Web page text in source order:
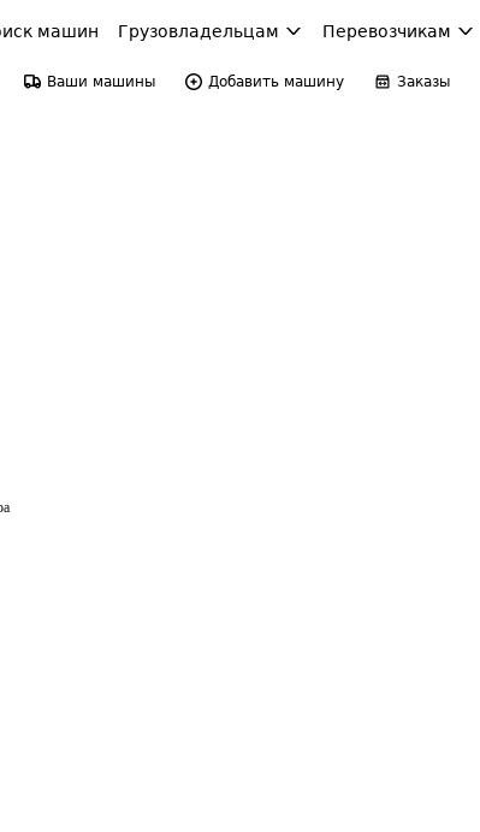
машин Грузовладельцам Перевозчикам
Ваши машины Добавить машину Заказы